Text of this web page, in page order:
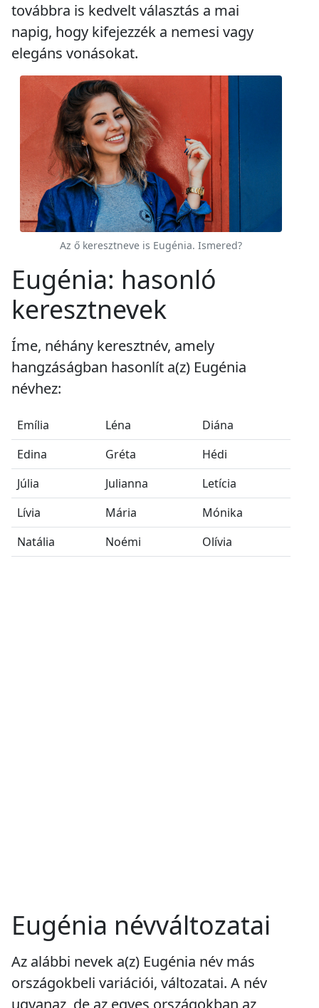
továbbra is kedvelt választás a mai
napig, hogy kifejezzék a nemesi vagy
elegáns vonásokat.
Az ő keresztneve is Eugénia. Ismered?
Eugénia: hasonló
keresztnevek
Íme, néhány keresztnév, amely
hangzáságban hasonlít a(z) Eugénia
névhez:
Emília Léna
Diána
Edina
Gréta
Hédi
Júlia
Julianna
Letícia
Lívia
Mária
Mónika
Natália
Noémi Olívia
Eugénia névváltozatai
Az alábbi nevek a(z) Eugénia név más
országokbeli variációi, változatai. A név